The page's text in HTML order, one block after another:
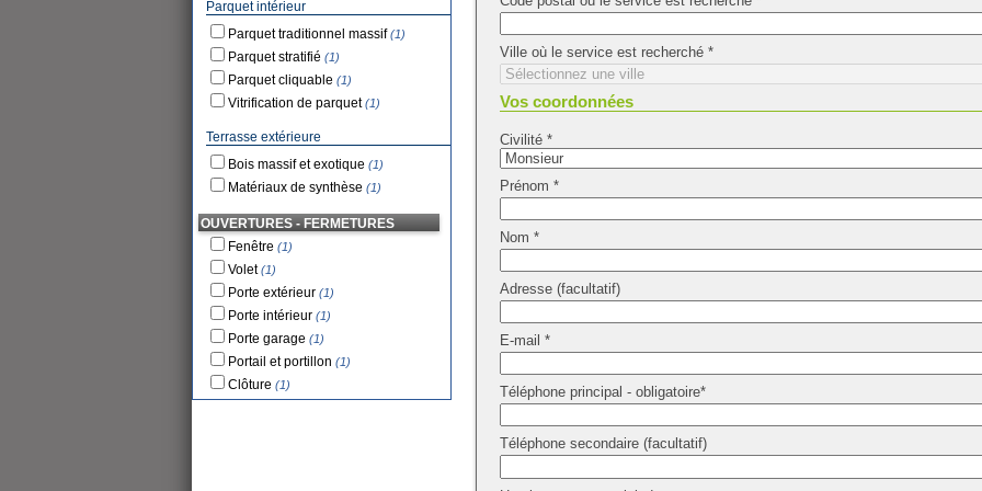
Parquet intérieur
Parquet traditionnel massif(1)
Parquet stratifié (1)
Parquet cliquable (1)
Vitrification de parquet(1)
Terrasse extérieure
Bois massif et exotique (1)
Matériaux de synthèse (1)
OUVERTURES - FERMETURES
Fenêtre (1)
Volet(1)
Porte extérieur (1)
Porte intérieur (1)
Porte garage (1)
Portail et portillon (1)
Clôture (1)
Ville où le service est recherché*
Vos coordonnées
Civilité*
Prénom*
Nom*
Adresse (facultatif)
E-mail*
Téléphone principal - obligatoire*
Téléphone secondaire (facultatif)